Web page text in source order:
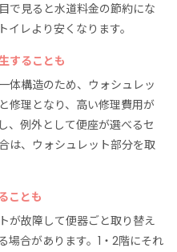
で見ると水道料金の節約にな
レより安くなります。
することも
体構造のため、ウォシュレッ
修理となり、高い修理費用が
、例外として便座が選べるセ
は、ウォシュレット部分を取
ことも
が故障して便器ごと取り替え
場合があります。1・2階にそれ